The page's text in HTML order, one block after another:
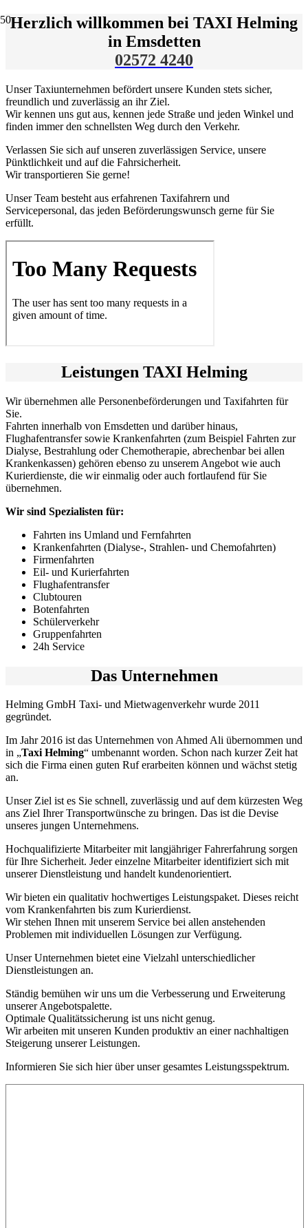
Herzlich willkommen bei TAXI Helming
in Emsdetten
02572 4240
Unser Taxiunternehmen befördert unsere Kunden stets sicher,
freundlich und zuverlässig an ihr Ziel.
Wir kennen uns gut aus, kennen jede Straße und jeden Winkel und
finden immer den schnellsten Weg durch den Verkehr.
Verlassen Sie sich auf unseren zuverlässigen Service, unsere
Pünktlichkeit und auf die Fahrsicherheit.
Wir transportieren Sie gerne!
Unser Team besteht aus erfahrenen Taxifahrern und
Servicepersonal, das jeden Beförderungswunsch gerne für Sie
erfüllt.
Leistungen TAXI Helming
Wir übernehmen alle Personenbeförderungen und Taxifahrten für
Sie.
Fahrten innerhalb von Emsdetten und darüber hinaus,
Flughafentransfer sowie Krankenfahrten (zum Beispiel Fahrten zur
Dialyse, Bestrahlung oder Chemotherapie, abrechenbar bei allen
Krankenkassen) gehören ebenso zu unserem Angebot wie auch
Kurierdienste, die wir einmalig oder auch fortlaufend für Sie
übernehmen.
Wir sind Spezialisten für:
Fahrten ins Umland und Fernfahrten
Krankenfahrten (Dialyse-, Strahlen- und Chemofahrten)
Firmenfahrten
Eil- und Kurierfahrten
Flughafentransfer
Clubtouren
Botenfahrten
Schülerverkehr
Gruppenfahrten
24h Service
Das Unternehmen
Helming GmbH Taxi- und Mietwagenverkehr wurde 2011
gegründet.
Im Jahr 2016 ist das Unternehmen von Ahmed Ali übernommen und
in „Taxi Helming“ umbenannt worden. Schon nach kurzer Zeit hat
sich die Firma einen guten Ruf erarbeiten können und wächst stetig
an.
Unser Ziel ist es Sie schnell, zuverlässig und auf dem kürzesten Weg
ans Ziel Ihrer Transportwünsche zu bringen. Das ist die Devise
unseres jungen Unternehmens.
Hochqualifizierte Mitarbeiter mit langjähriger Fahrerfahrung sorgen
für Ihre Sicherheit. Jeder einzelne Mitarbeiter identifiziert sich mit
unserer Dienstleistung und handelt kundenorientiert.
Wir bieten ein qualitativ hochwertiges Leistungspaket. Dieses reicht
vom Krankenfahrten bis zum Kurierdienst.
Wir stehen Ihnen mit unserem Service bei allen anstehenden
Problemen mit individuellen Lösungen zur Verfügung.
Unser Unternehmen bietet eine Vielzahl unterschiedlicher
Dienstleistungen an.
Ständig bemühen wir uns um die Verbesserung und Erweiterung
unserer Angebotspalette.
Optimale Qualitätssicherung ist uns nicht genug.
Wir arbeiten mit unseren Kunden produktiv an einer nachhaltigen
Steigerung unserer Leistungen.
Informieren Sie sich hier über unser gesamtes Leistungsspektrum.